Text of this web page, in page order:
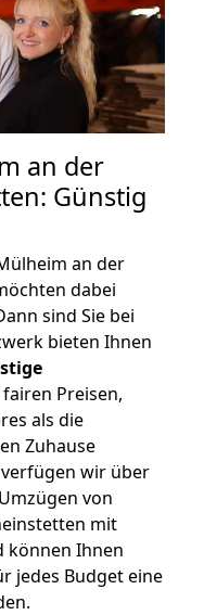
an der
Günstig
an der
dabei
sind Sie bei
bieten Ihnen
Preisen,
als die
Zuhause
wir über
von
mit
können Ihnen
jedes Budget eine